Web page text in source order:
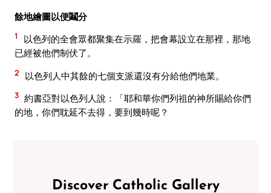
餘地繪圖以便鬮分
1
以色列的全會眾都聚集在示羅，把會幕設立在那裡，那地
已經被他們制伏了。
2 以色列人中其餘的七個支派還沒有分給他們地業。
3 約書亞對以色列人說：「耶和華你們列祖的神所賜給你們
的地，你們耽延不去得，要到幾時呢？
Discover Catholic Gallery